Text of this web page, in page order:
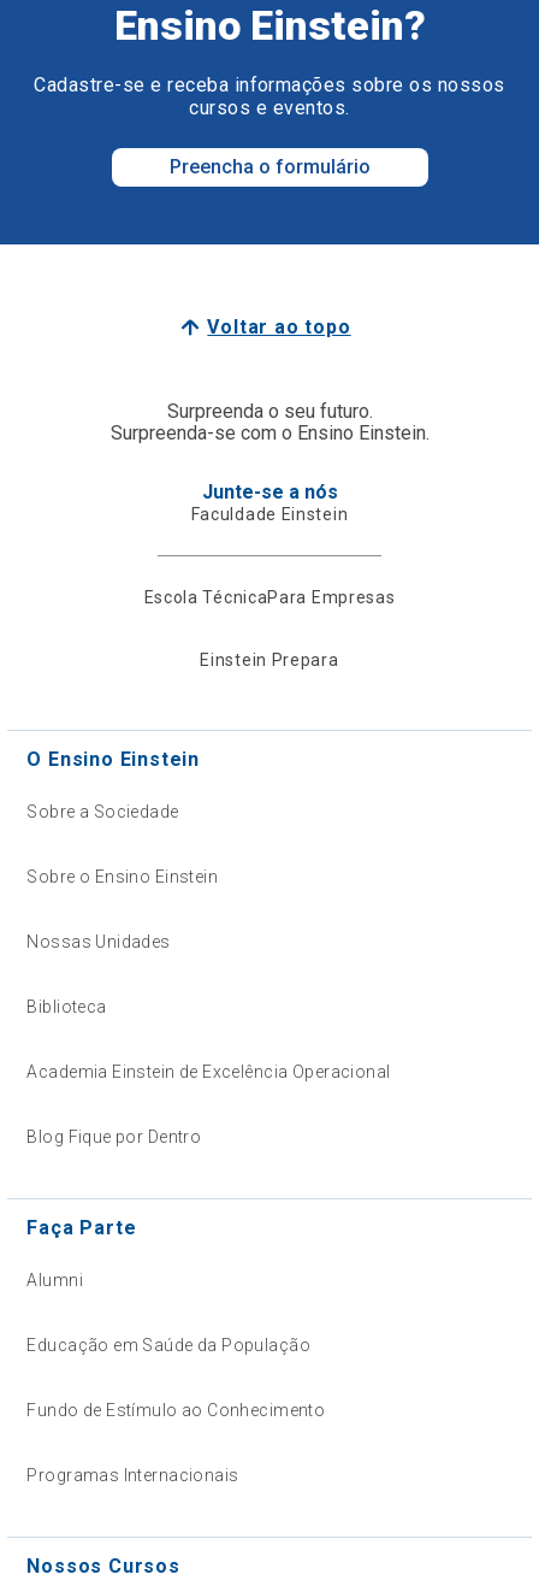
Ensino Einstein?
Cadastre-se e receba informações sobre os nossos
cursos e eventos.
Preencha o formulário
Voltar ao topo
Surpreenda o seu futuro.
Surpreenda-se com o Ensino Einstein.
Junte-se a nós
Faculdade Einstein
Escola TécnicaPara Empresas
Einstein Prepara
O Ensino Einstein
Sobre a Sociedade
Sobre o Ensino Einstein
Nossas Unidades
Biblioteca
Academia Einstein de Excelência Operacional
Blog Fique por Dentro
Faça Parte
Alumni
Educação em Saúde da População
Fundo de Estímulo ao Conhecimento
Programas Internacionais
Nossos Cursos